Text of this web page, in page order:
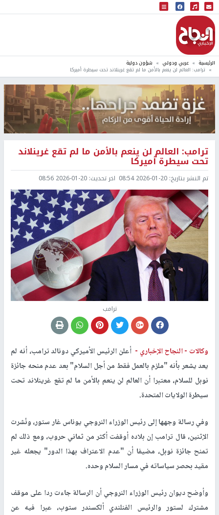
البث المباشر
إذاعة النجاح
الرئيسية عربي ودولي شؤون دولية
ترامب: العالم لن ينعم بالأمن ما لم تقع غرينلاند تحت سيطرة أميركا
ترامب: العالم لن ينعم بالأمن ما لم تقع غرينلاند
تحت سيطرة أميركا
تم النشر بتاريخ: 2026-01-20 08:54 اخر تحديث: 2026-01-20 08:56
ترامب
وكالات -النجاح الإخباري - أعلن الرئيس الأميركي دونالد ترامب، أنه لم
يعد يشعر بأنه "ملزم بالعمل فقط من أجل السلام" بعد عدم منحه جائزة
نوبل للسلام، معتبرا أن العالم لن ينعم بالأمن ما لم تقع غرينلاند تحت
سيطرة الولايات المتحدة.
وفي رسالة وجهها إلى رئيس الوزراء النروجي يوناس غار ستور، ونُشرت
الإثنين، قال ترامب إن بلاده أوقفت أكثر من ثماني حروب، ومع ذلك لم
تمنح جائزة نوبل، مضيفا أن "عدم الاعتراف بهذا الدور" يجعله غير
مقيد بحصر سياساته في مسار السلام وحده.
وأوضح ديوان رئيس الوزراء النروجي أن الرسالة جاءت ردا على موقف
مشترك لستور والرئيس الفنلندي ألكسندر ستوب، عبرا فيه عن